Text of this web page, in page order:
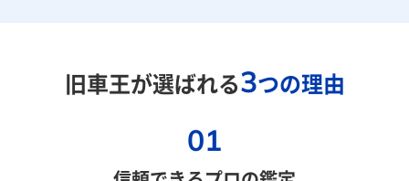
旧車王が選ばれる3つの理由
01